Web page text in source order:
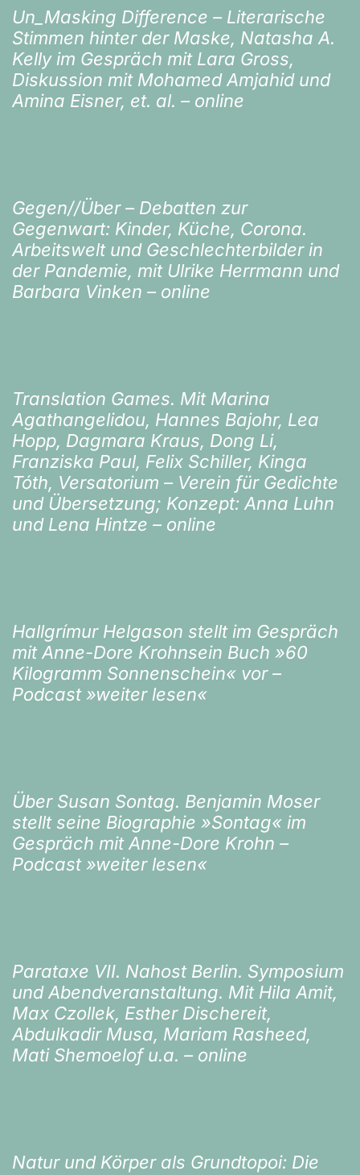
Un_Masking Difference – Literarische
Stimmen hinter der Maske, Natasha A.
Kelly im Gespräch mit Lara Gross,
Diskussion mit Mohamed Amjahid und
Amina Eisner, et. al. – online
Gegen//Über – Debatten zur
Gegenwart: Kinder, Küche, Corona.
Arbeitswelt und Geschlechterbilder in
der Pandemie, mit Ulrike Herrmann und
Barbara Vinken – online
Translation Games. Mit Marina
Agathangelidou, Hannes Bajohr, Lea
Hopp, Dagmara Kraus, Dong Li,
Franziska Paul, Felix Schiller, Kinga
Tóth, Versatorium – Verein für Gedichte
und Übersetzung; Konzept: Anna Luhn
und Lena Hintze – online
Hallgrímur Helgason stellt im Gespräch
mit Anne-Dore Krohnsein Buch »60
Kilogramm Sonnenschein« vor –
Podcast »weiter lesen«
Über Susan Sontag. Benjamin Moser
stellt seine Biographie »Sontag« im
Gespräch mit Anne-Dore Krohn –
Podcast »weiter lesen«
Parataxe VII. Nahost Berlin. Symposium
und Abendveranstaltung. Mit Hila Amit,
Max Czollek, Esther Dischereit,
Abdulkadir Musa, Mariam Rasheed,
Mati Shemoelof u.a. – online
Natur und Körper als Grundtopoi: Die